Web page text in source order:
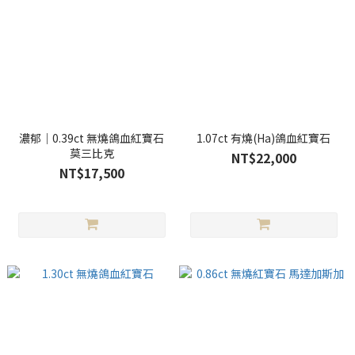
濃郁｜0.39ct 無燒鴿血紅寶石
莫三比克
NT$17,500
1.07ct 有燒(Ha)鴿血紅寶石
NT$22,000